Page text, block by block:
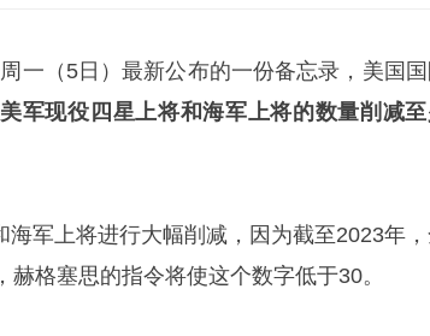
一（5日）最新公布的一份备忘录，美国
军现役四星上将和海军上将的数量削减
军上将进行大幅削减，因为截至2023年
格塞思的指令将使这个数字低于30。